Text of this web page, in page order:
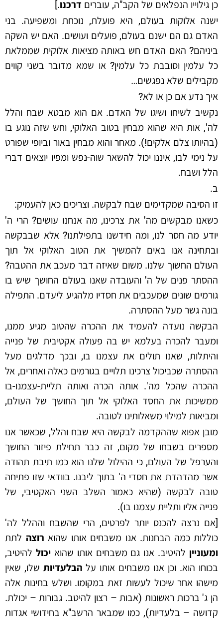
כן גילוייו הנפלאים של הקב"ה, עוברים דרכנו.]
ישנה אלוקות בעולם, היא פועלת, נוכחת ומשפיעה. בני
האדם גם הם ישנם בעולם, פועלים ועושים. האם יש השקה
ביניהם? האם האדם חש באותה מציאות אלוקית שממלאת
כל עלמין וסובבת כל עלמין? או שמא מדובר בשני קווים
מקבילים שלא נפגשים…
איך נדע אם כן או לא?
נקשיב לשיחו ושיגו של האדם. אם הוא מבטא שבח והלל
לה', אות היא שהוא מבחין בטוב האלוקי, וחש שזה נוגע בו
(בהיותו צלם אלקים!). מאחר והוא מבחין באור וביופי שפורט
על נימי לבו, איננו יכול להשאר שוה-נפש ומפיו יוצאים דברי
הלל ושבח.
ב.
זו הסיבה שמקדימים שבח לבקשה. וצריכים כאן להעמיק:
כשאנו מבקשים מה' את צרכינו, מה אנחנו עושים? הרי ה'
יודע מה חסר לנו, ומה חידשנו בתפילתנו? אלא שבבקשה
ובתחינה אנו באים להמשיך את הטוב האלוקי אל תוך
העולם החשוך שלנו. משום שאיזה דבר מעכב את ההטבה?
ההסתר פנים של ה' והעובדה שאנו בעולם החושך שיש בו
גורמים שונים שמעכבים את חסדיו מלהגיע ליעדם. התפילה
בונה גשר מעל ההסתרה.
הבקשה נועדה להעמיד את ההכרה שהטוב מגיע ממנו,
ומעבר להכרה בעלמא יש בה פעולה אקטיבית של פנייה
והיתלות, שאנו תולים את עצמנו בו, ובכך מדלגים מעל
ההסתרה שכביכול צרכינו תלויים בגורמים כאלה ואחרים, אל
ההכרה שהכל מה'. אותה הכרה ואותה תליית-עצמנו-בו
ממשיכות את החסד האלוקי אל תוך החושך של העולם,
ומביאות למילוי משאלותינו לטובה.
מובן אפוא שההקדמה לבקשה היא שבח והלל, שכאשר אנו
מספרים בשבחו של מקום, זה כבר תחילת פיזור החושך
והערפל של העולם, כי ההילול שלנו הוא כמו תיבת תהודה
אשר מהדהדת את חסדי ה' בתוך ליבנו. בוודאי שזו פתיחה
טובה לבקשה (שהיא כאמור השלב השני האקטיבי, של
פנייה אליו ותליית עצמנו בו).
[אם נרצה להכנס יותר לפרטים, הרי שהשבח וההלל לה'
כוללות כמה הבחנות. אנו משבחים אותו שהוא רוצה לתת
ומעוניין להיטיב. אנו גם משבחים אותו שהואיכול להיטיב,
בכוחו הוא. וכן אנו משבחים אותו על הבלעדיות שלו, שאין
מישהו אחר שיכול לעשות זאת במקומו. ושלש בחינות אלה
הן ג' ברכות ראשונות (אבות – רצון להיטב. גבורות – יכולת.
קדושה – בלעדיות), כמו שמבאר הרשב"א בחידושי אגדות